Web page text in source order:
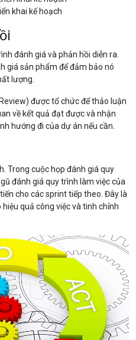
khai kế hoạch
đánh giá và phản hồi diễn ra.
giá sản phẩm để đảm bảo nó
lượng.
được tổ chức để thảo luận
về kết quả đạt được và nhận
hướng đi của dự án nếu cần.
Trong cuộc họp đánh giá quy
đánh giá quy trình làm việc của
cho các sprint tiếp theo. Đây là
quả công việc và tinh chỉnh